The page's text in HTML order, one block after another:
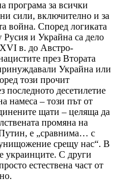
програма за всички
сили, включително и за
война. Според логиката
и Украйна са дело
в. до Австро-
през Втората
Украйна или
този прочит
последното десетилетие
намеса – този път от
щати – целяща да
промяна на
е „сравнима… с
срещу нас“. В
украинците. С други
естествена част от